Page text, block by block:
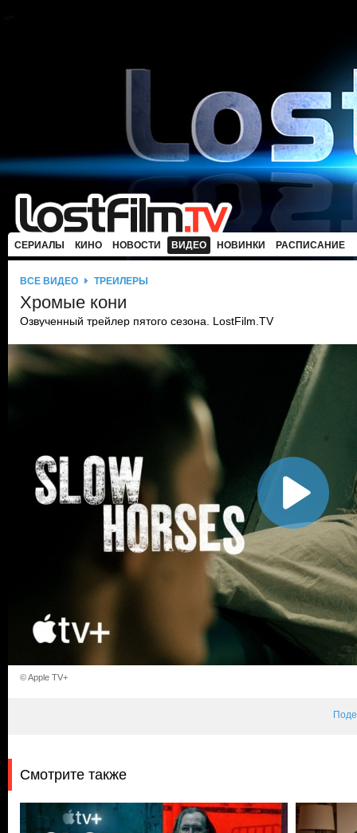
СЕРИАЛЫ КИНО НОВОСТИ ВИДЕО НОВИНКИ РАСПИСАНИЕ
ВСЕ ВИДЕО ТРЕЙЛЕРЫ
Хромые кони
Озвученный трейлер пятого сезона. LostFilm.TV
© Apple TV+
Смотрите также